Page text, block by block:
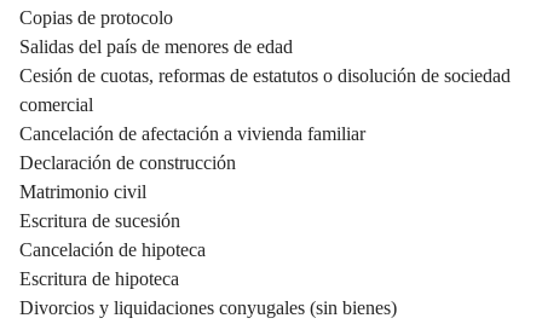
Copias de protocolo
Salidas del país de menores de edad
Cesión de cuotas, reformas de estatutos o disolución de sociedad
comercial
Cancelación de afectación a vivienda familiar
Declaración de construcción
Matrimonio civil
Escritura de sucesión
Cancelación de hipoteca
Escritura de hipoteca
Divorcios y liquidaciones conyugales (sin bienes)